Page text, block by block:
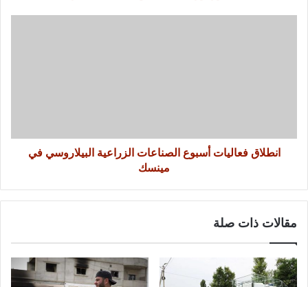
انطلاق فعاليات أسبوع الصناعات الزراعية البيلاروسي في
مينسك
مقالات ذات صلة